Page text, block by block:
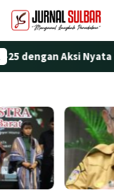
Aksi Nyata di